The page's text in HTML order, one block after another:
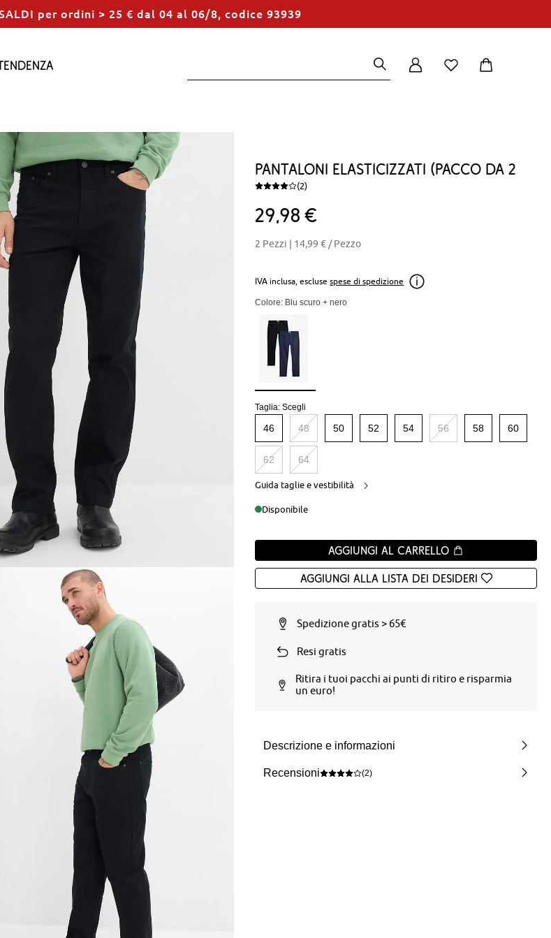
per ordini > 25 € dal 04 al 06/8, codice 93939
Pantaloni elasticizzati (pacco da 2
(2)
29 98 €
2 Pezzi | 14,99 € / Pezzo
IVA inclusa, escluse spese di spedizione
Colore: Blu scuro + nero
Taglia:Scegli
46 48 50 52 54 56 58 60
62 64
Guida taglie e vestibilità
Disponibile
Aggiungi al carrello
Aggiungi alla Lista dei desideri
Spedizione gratis > 65€
Resi gratis
Ritira i tuoi pacchi ai punti di ritiro e risparmia
un euro!
Descrizione e informazioni
Recensioni (2)